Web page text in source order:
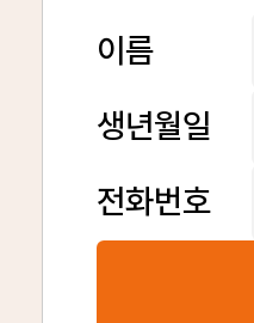
이름
생년월일
전화번호